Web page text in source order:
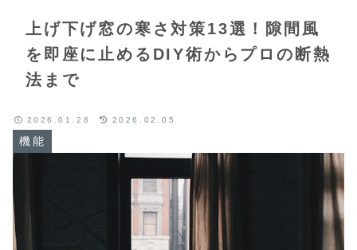
上げ下げ窓の寒さ対策13選！隙間風
を即座に止めるDIY術からプロの断熱
法まで
機能
2026.01.28 2026.02.05